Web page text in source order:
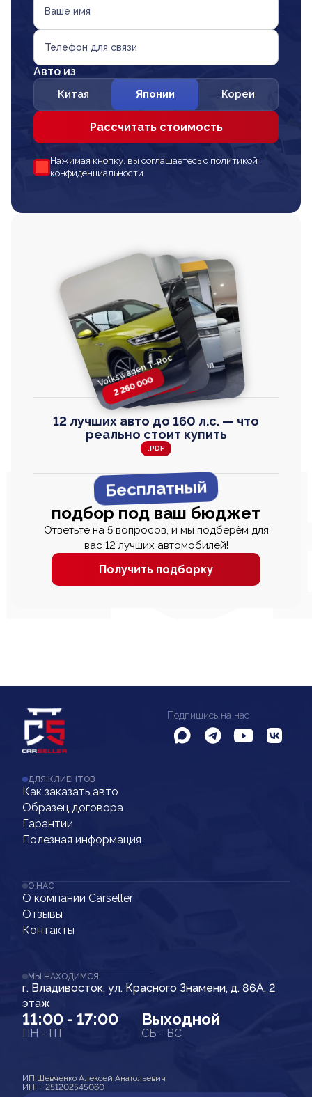
Ваше имя
Телефон для связи
Авто из
Китая Японии Кореи
Рассчитать стоимость
Нажимая кнопку, вы соглашаетесь с политикой
конфиденциальности
Volkswagen T-Roc
2 260 000
Toyota Harrier
2 820 000
Honda Step Wagon
2 820 000
Volkswagen
TAYRON
2 670 000
12 лучших авто до 160 л.с. — что
реально стоит купить
.PDF
Бесплатный
подбор под ваш бюджет
Ответьте на 5 вопросов, и мы подберём для
вас 12 лучших автомобилей!
Получить подборку
Подпишись на нас
ДЛЯ КЛИЕНТОВ
Как заказать авто
Образец договора
Гарантии
Полезная информация
О НАС
О компании Carseller
Отзывы
Контакты
МЫ НАХОДИМСЯ
г. Владивосток, ул. Красного Знамени, д. 86А, 2
этаж
11:00 - 17:00
ПН - ПТ
Выходной
СБ - ВС
ИП Шевченко Алексей Анатольевич
ИНН: 251202545060